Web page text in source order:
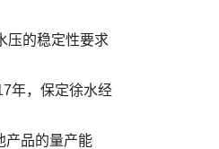
压的稳定性要求
年，保定徐水经
产品的量产能